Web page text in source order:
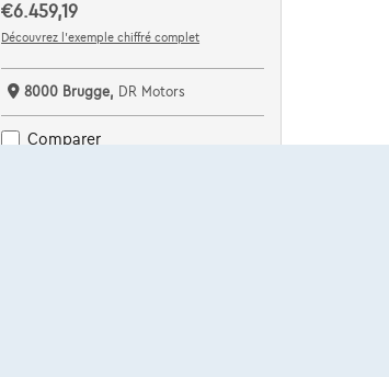
€6.459,19
Découvrez l’exemple chiffré complet
8000 Brugge, DR Motors
Comparer